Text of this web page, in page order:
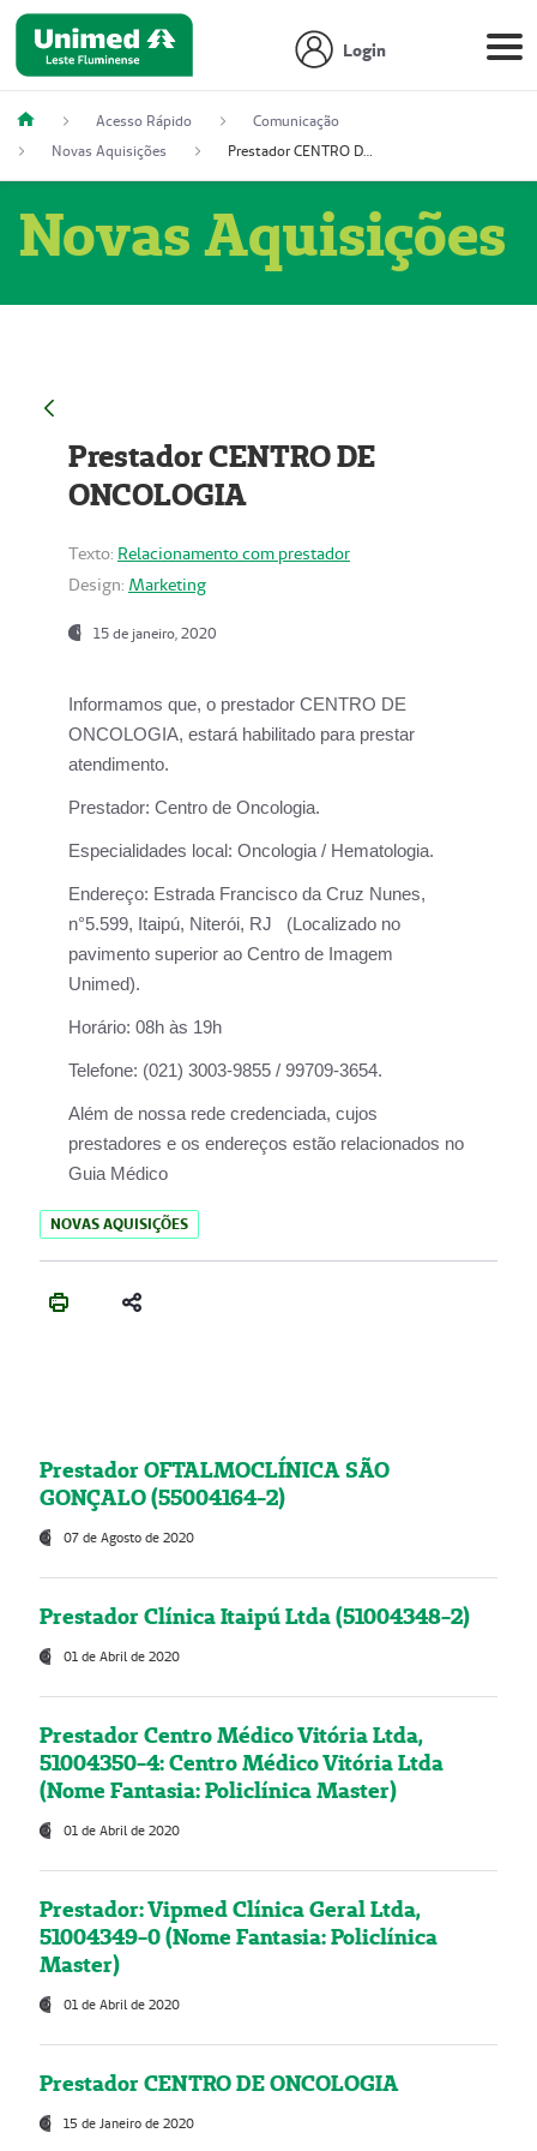
Login
Acesso Rápido
Comunicação
Novas Aquisições
Prestador CENTRO DE ONCOLOGIA
Novas Aquisições
Prestador CENTRO DE
ONCOLOGIA
Texto: Relacionamento com prestador
Design: Marketing
15 de janeiro, 2020
Informamos que, o prestador CENTRO DE
ONCOLOGIA, estará habilitado para prestar
atendimento.
Prestador: Centro de Oncologia.
Especialidades local: Oncologia / Hematologia.
Endereço: Estrada Francisco da Cruz Nunes,
n°5.599, Itaipú, Niterói, RJ (Localizado no
pavimento superior ao Centro de Imagem
Unimed).
Horário: 08h às 19h
Telefone: (021) 3003-9855 / 99709-3654.
Além de nossa rede credenciada, cujos
prestadores e os endereços estão relacionados no
Guia Médico
NOVAS AQUISIÇÕES
Prestador OFTALMOCLÍNICA SÃO
GONÇALO (55004164-2)
07 de Agosto de 2020
Prestador Clínica Itaipú Ltda (51004348-2)
01 de Abril de 2020
Prestador Centro Médico Vitória Ltda,
51004350-4: Centro Médico Vitória Ltda
(Nome Fantasia: Policlínica Master)
01 de Abril de 2020
Prestador: Vipmed Clínica Geral Ltda,
51004349-0 (Nome Fantasia: Policlínica
Master)
01 de Abril de 2020
Prestador CENTRO DE ONCOLOGIA
15 de Janeiro de 2020